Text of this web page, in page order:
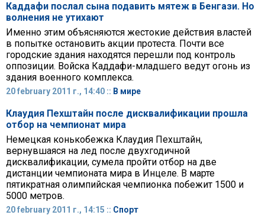
Каддафи послал сына подавить мятеж в Бенгази. Но
волнения не утихают
Именно этим объясняются жестокие действия властей
в попытке остановить акции протеста. Почти все
городские здания находятся перешли под контроль
оппозиции. Войска Каддафи-младшего ведут огонь из
здания военного комплекса.
20 february 2011 г., 14:40 :: В мире
Клаудия Пехштайн после дисквалификации прошла
отбор на чемпионат мира
Немецкая конькобежка Клаудия Пехштайн,
вернувшаяся на лед после двухгодичной
дисквалификации, сумела пройти отбор на две
дистанции чемпионата мира в Инцеле. В марте
пятикратная олимпийская чемпионка побежит 1500 и
5000 метров.
20 february 2011 г., 14:15 :: Спорт